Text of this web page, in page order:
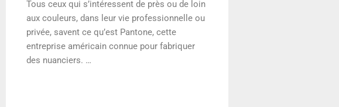
Tous ceux qui s’intéressent de près ou de loin
aux couleurs, dans leur vie professionnelle ou
privée, savent ce qu’est Pantone, cette
entreprise américain connue pour fabriquer
des nuanciers. …